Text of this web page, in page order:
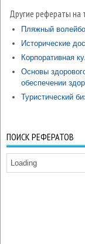
Другие рефераты на
Пляжный
Исторические
Корпоративная
Основы
обеспечении
Туристический
ПОИСК РЕФЕРАТОВ
Loading